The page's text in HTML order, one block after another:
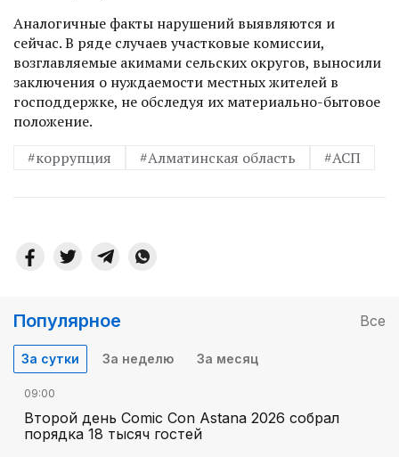
Аналогичные факты нарушений выявляются и
сейчас. В ряде случаев участковые комиссии,
возглавляемые акимами сельских округов, выносили
заключения о нуждаемости местных жителей в
господдержке, не обследуя их материально-бытовое
положение.
#коррупция
#Алматинская область #АСП
Популярное Все
За сутки За неделю За месяц
09:00
Второй день Comic Con Astana 2026 собрал
порядка 18 тысяч гостей